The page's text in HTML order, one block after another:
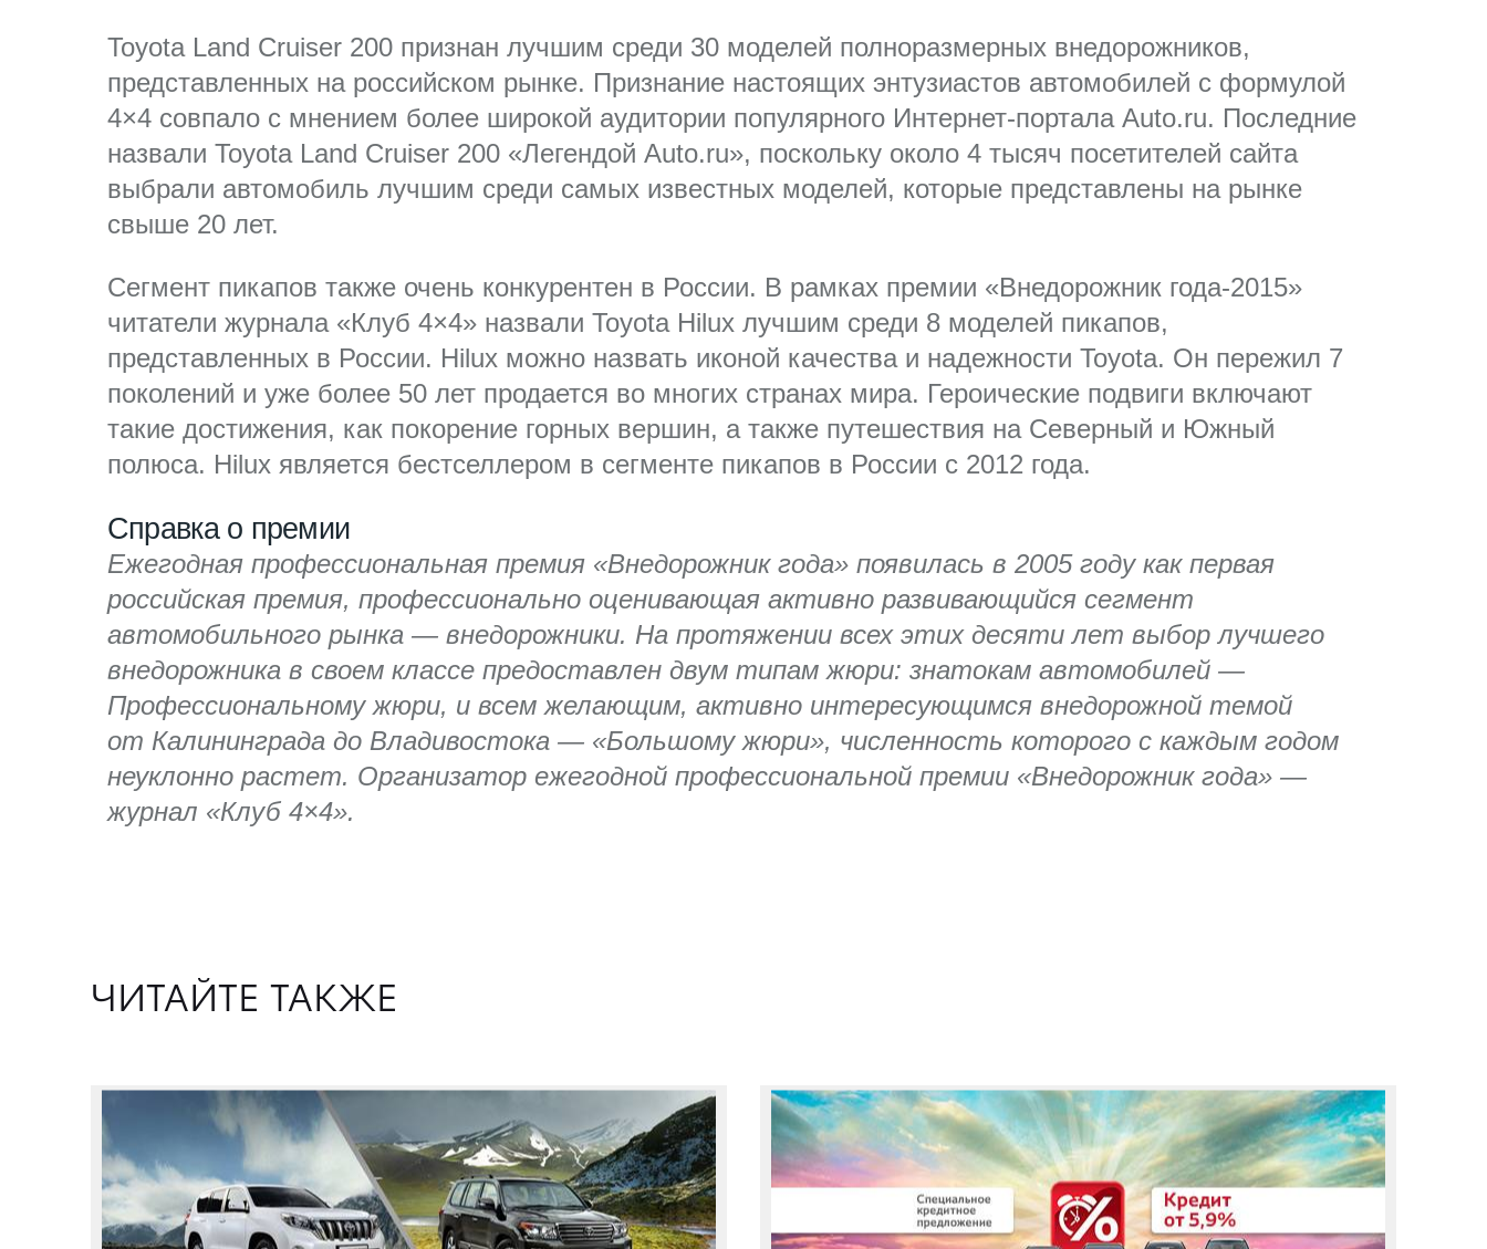
Toyota Land Cruiser 200 признан лучшим среди 30 моделей полноразмерных внедорожников,
представленных на российском рынке. Признание настоящих энтузиастов автомобилей с формулой
4×4 совпало с мнением более широкой аудитории популярного Интернет-портала Auto.ru. Последние
назвали Toyota Land Cruiser 200 «Легендой Auto.ru», поскольку около 4 тысяч посетителей сайта
выбрали автомобиль лучшим среди самых известных моделей, которые представлены на рынке
свыше 20 лет.
Сегмент пикапов также очень конкурентен в России. В рамках премии «Внедорожник года-2015»
читатели журнала «Клуб 4×4» назвали Toyota Hilux лучшим среди 8 моделей пикапов,
представленных в России. Hilux можно назвать иконой качества и надежности Toyota. Он пережил 7
поколений и уже более 50 лет продается во многих странах мира. Героические подвиги включают
такие достижения, как покорение горных вершин, а также путешествия на Северный и Южный
полюса. Hilux является бестселлером в сегменте пикапов в России с 2012 года.
Справка о премии
Ежегодная профессиональная премия «Внедорожник года» появилась в 2005 году как первая
российская премия, профессионально оценивающая активно развивающийся сегмент
автомобильного рынка — внедорожники. На протяжении всех этих десяти лет выбор лучшего
внедорожника в своем классе предоставлен двум типам жюри: знатокам автомобилей —
Профессиональному жюри, и всем желающим, активно интересующимся внедорожной темой
от Калининграда до Владивостока — «Большому жюри», численность которого с каждым годом
неуклонно растет. Организатор ежегодной профессиональной премии «Внедорожник года» —
журнал «Клуб 4×4».
ЧИТАЙТЕ ТАКЖЕ